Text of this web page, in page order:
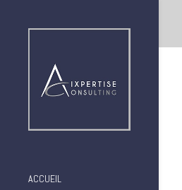
ACCUEIL